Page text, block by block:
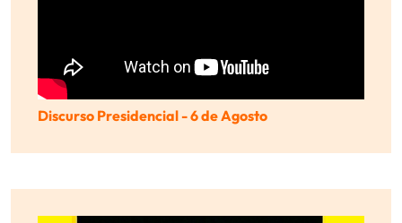
Discurso Presidencial - 6 de Agosto